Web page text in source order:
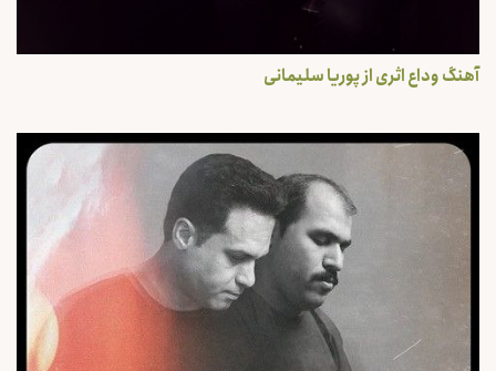
آهنگ وداع اثری از پوریا سلیمانی